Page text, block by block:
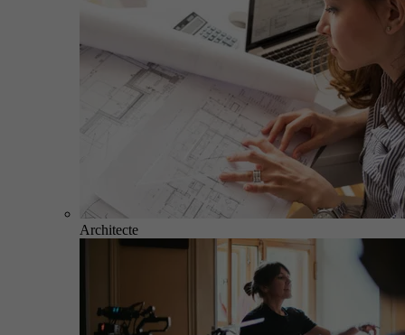
Architecte